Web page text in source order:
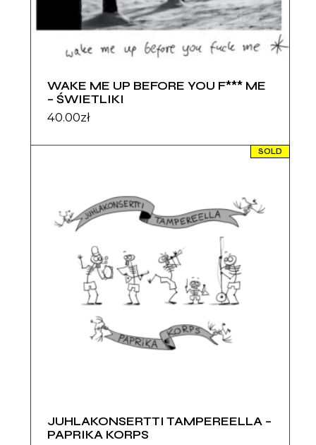
WAKE ME UP BEFORE YOU F*** ME
– ŚWIETLIKI
40.00zł
SOLD
JUHLAKONSERTTI TAMPEREELLA –
PAPRIKA KORPS